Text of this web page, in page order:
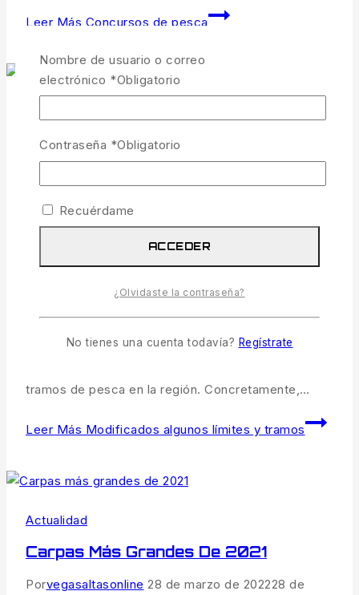
Leer Más Concursos de pesca
Modificados Algunos Límites Y
Tramos
marzo de 2022
Modificados algunos límites y tramos de pesca en
Extremadura Publicada la resolución donde también
se regula la obtención telemática de licencias en
en el Diario Oficial de Extremadura (DOE) este
tramos de pesca en la región. Concretamente,…
Leer Más Modificados algunos límites y tramos
Actualidad
Carpas Más Grandes De 2021
Porvegasaltasonline 28 de marzo de 202228 de
Nombre de usuario o correo
electrónico *Obligatorio
Contraseña *Obligatorio
Recuérdame
ACCEDER
¿Olvidaste la contraseña?
No tienes una cuenta todavía? Regístrate